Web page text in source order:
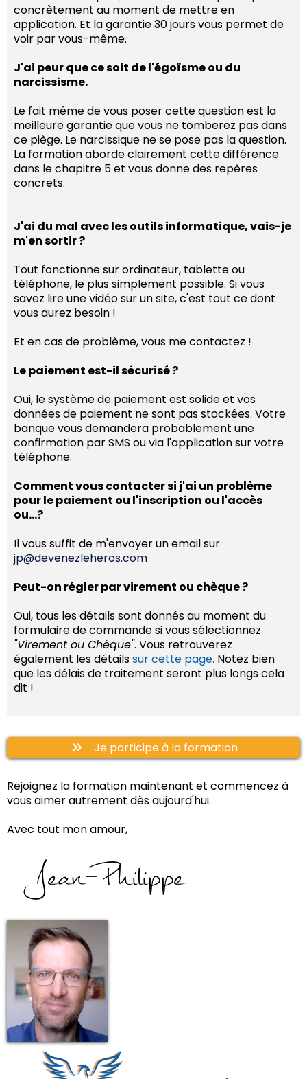
concrètement au moment de mettre en
application. Et la garantie 30 jours vous permet de
voir par vous-même.
J'ai peur que ce soit de l'égoïsme ou du
narcissisme.
Le fait même de vous poser cette question est la
meilleure garantie que vous ne tomberez pas dans
ce piège. Le narcissique ne se pose pas la question.
La formation aborde clairement cette différence
dans le chapitre 5 et vous donne des repères
concrets.
J'ai du mal avec les outils informatique, vais-je
m'en sortir ?
Tout fonctionne sur ordinateur, tablette ou
téléphone, le plus simplement possible. Si vous
savez lire une vidéo sur un site, c'est tout ce dont
vous aurez besoin !
Et en cas de problème, vous me contactez !
Le paiement est-il sécurisé ?
Oui, le système de paiement est solide et vos
données de paiement ne sont pas stockées. Votre
banque vous demandera probablement une
confirmation par SMS ou via l'application sur votre
téléphone.
Comment vous contacter si j'ai un problème
pour le paiement ou l'inscription ou l'accès
ou…?
Il vous suffit de m'envoyer un email sur
jp@devenezleheros.com
Peut-on régler par virement ou chèque ?
Oui, tous les détails sont donnés au moment du
formulaire de commande si vous sélectionnez
"Virement ou Chèque". Vous retrouverez
également les détailssur cette page. Notez bien
que les délais de traitement seront plus longs cela
dit !
Je participe à la formation
Rejoignez la formation maintenant et commencez à
vous aimer autrement dès aujourd'hui.
Avec tout mon amour,